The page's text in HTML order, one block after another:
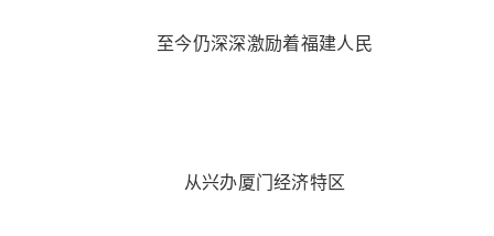
至今仍深深激励着福建人民
从兴办厦门经济特区